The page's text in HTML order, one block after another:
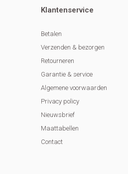
Klantenservice
Betalen
Verzenden & bezorgen
Retourneren
Garantie & service
Algemene voorwaarden
Privacy policy
Nieuwsbrief
Maattabellen
Contact